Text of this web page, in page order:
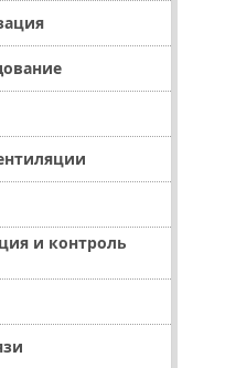
и контроль